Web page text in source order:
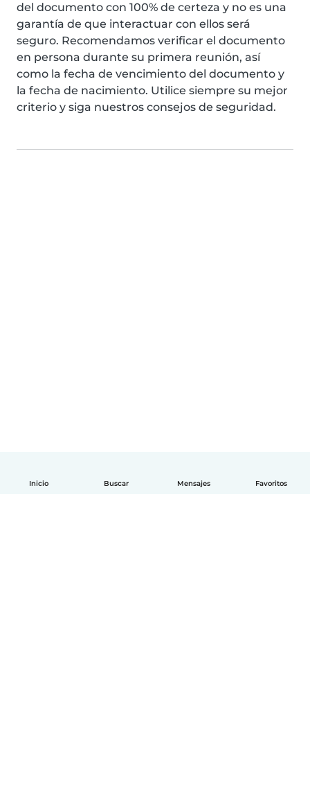
Inicio Buscar Mensajes Favoritos
del documento con 100% de certeza y no es una
garantía de que interactuar con ellos será
seguro. Recomendamos verificar el documento
en persona durante su primera reunión, así
como la fecha de vencimiento del documento y
la fecha de nacimiento. Utilice siempre su mejor
criterio y siga nuestros consejos de seguridad.